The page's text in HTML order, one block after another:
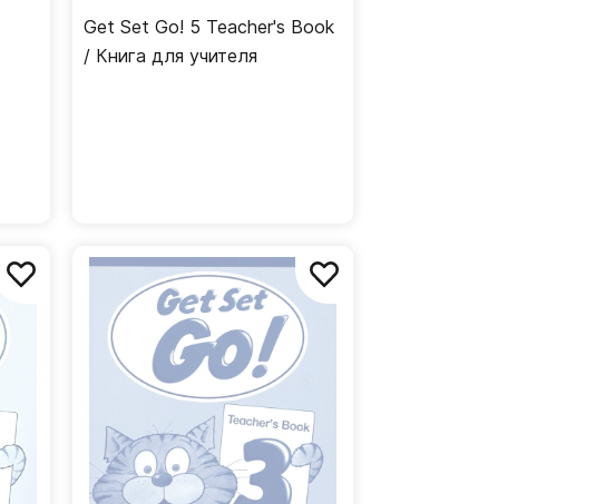
Get Set Go! 5 Teacher's Book
/ Книга для учителя